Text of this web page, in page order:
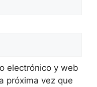
electrónico y web
próxima vez que